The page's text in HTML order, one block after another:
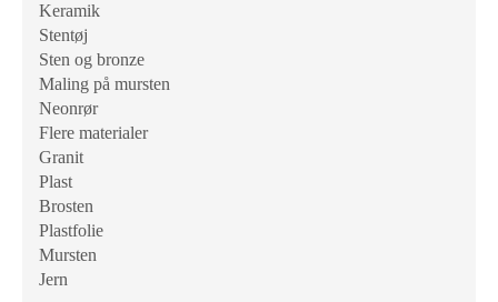
Keramik
Stentøj
Sten og bronze
Maling på mursten
Neonrør
Flere materialer
Granit
Plast
Brosten
Plastfolie
Mursten
Jern